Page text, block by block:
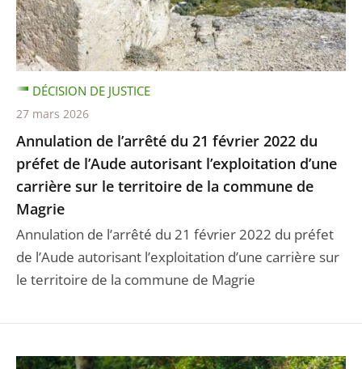
Annulation de l’arrêté du 21 février 2022 du
préfet de l’Aude autorisant l’exploitation d’une
carrière sur le territoire de la commune de
Magrie
Annulation de l’arrêté du 21 février 2022 du préfet
de l’Aude autorisant l’exploitation d’une carrière sur
le territoire de la commune de Magrie
DÉCISION DE JUSTICE
27 mars 2026